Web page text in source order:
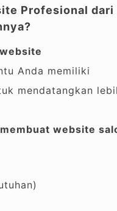
Profesional dari
website
Anda memiliki
mendatangkan
website